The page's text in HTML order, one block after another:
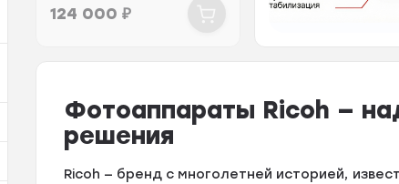
124 000₽
Фотоаппараты Ricoh —
решения
Ricoh — бренд с многолетней историей,